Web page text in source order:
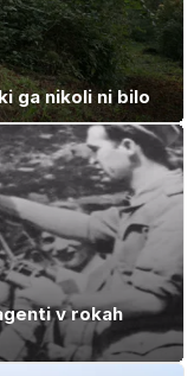
ga nikoli ni bilo
v rokah